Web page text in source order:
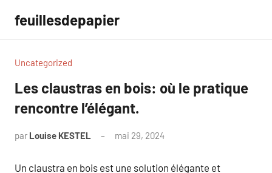
contenu
feuillesdepapier
Uncategorized
Les claustras en bois: où le pratique
rencontre l’élégant.
par Louise KESTEL mai 29, 2024
Un claustra en bois est une solution élégante et